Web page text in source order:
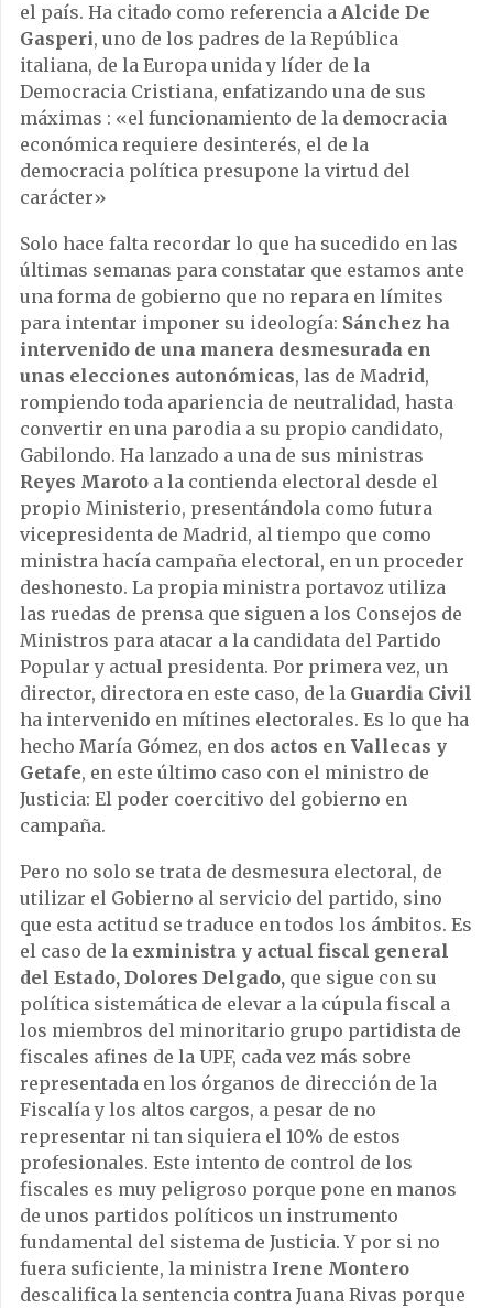
el país. Ha citado como referencia a Alcide De
Gasperi, uno de los padres de la República
italiana, de la Europa unida y líder de la
Democracia Cristiana, enfatizando una de sus
máximas : «el funcionamiento de la democracia
económica requiere desinterés, el de la
democracia política presupone la virtud del
carácter»
Solo hace falta recordar lo que ha sucedido en las
últimas semanas para constatar que estamos ante
una forma de gobierno que no repara en límites
para intentar imponer su ideología: Sánchez ha
intervenido de una manera desmesurada en
unas elecciones autonómicas, las de Madrid,
rompiendo toda apariencia de neutralidad, hasta
convertir en una parodia a su propio candidato,
Gabilondo. Ha lanzado a una de sus ministras
Reyes Maroto a la contienda electoral desde el
propio Ministerio, presentándola como futura
vicepresidenta de Madrid, al tiempo que como
ministra hacía campaña electoral, en un proceder
deshonesto. La propia ministra portavoz utiliza
las ruedas de prensa que siguen a los Consejos de
Ministros para atacar a la candidata del Partido
Popular y actual presidenta. Por primera vez, un
director, directora en este caso, de la Guardia Civil
ha intervenido en mítines electorales. Es lo que ha
hecho María Gómez, en dos actos en Vallecas y
Getafe, en este último caso con el ministro de
Justicia: El poder coercitivo del gobierno en
campaña.
Pero no solo se trata de desmesura electoral, de
utilizar el Gobierno al servicio del partido, sino
que esta actitud se traduce en todos los ámbitos. Es
el caso de la exministra y actual fiscal general
del Estado, Dolores Delgado, que sigue con su
política sistemática de elevar a la cúpula fiscal a
los miembros del minoritario grupo partidista de
fiscales afines de la UPF, cada vez más sobre
representada en los órganos de dirección de la
Fiscalía y los altos cargos, a pesar de no
representar ni tan siquiera el 10% de estos
profesionales. Este intento de control de los
fiscales es muy peligroso porque pone en manos
de unos partidos políticos un instrumento
fundamental del sistema de Justicia. Y por si no
fuera suficiente, la ministra Irene Montero
descalifica la sentencia contra Juana Rivas porque